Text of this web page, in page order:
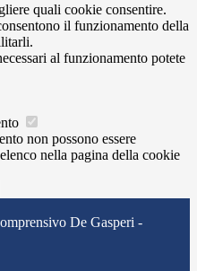
quali cookie consentire.
il funzionamento della
al funzionamento potete
non possono essere
nella pagina della cookie
De Gasperi -